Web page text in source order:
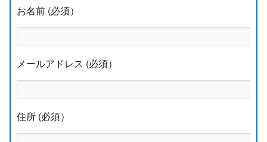
お名前 (必須）
メールアドレス (必須）
住所 (必須）